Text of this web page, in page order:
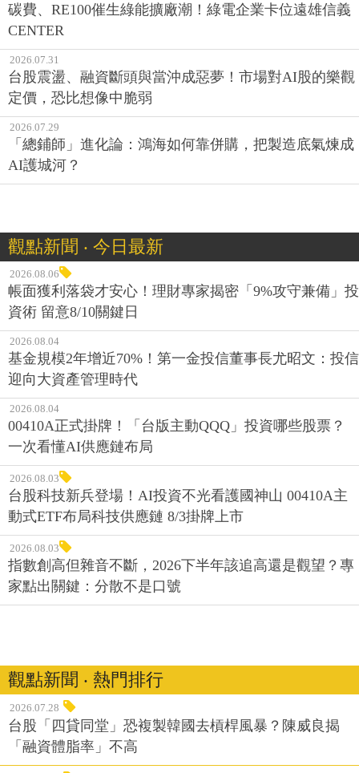
碳費、RE100催生綠能擴廠潮！綠電企業卡位遠雄信義
CENTER
2026.07.31
台股震盪、融資斷頭與當沖成惡夢！市場對AI股的樂觀
定價，恐比想像中脆弱
2026.07.29
「總鋪師」進化論：鴻海如何靠併購，把製造底氣煉成
AI護城河？
觀點新聞 ‧ 今日最新
2026.08.06
帳面獲利落袋才安心！理財專家揭密「9%攻守兼備」投
資術 留意8/10關鍵日
2026.08.04
基金規模2年增近70%！第一金投信董事長尤昭文：投信
迎向大資產管理時代
2026.08.04
00410A正式掛牌！「台版主動QQQ」投資哪些股票？
一次看懂AI供應鏈布局
2026.08.03
台股科技新兵登場！AI投資不光看護國神山 00410A主
動式ETF布局科技供應鏈 8/3掛牌上市
2026.08.03
指數創高但雜音不斷，2026下半年該追高還是觀望？專
家點出關鍵：分散不是口號
觀點新聞 ‧ 熱門排行
2026.07.28
台股「四貸同堂」恐複製韓國去槓桿風暴？陳威良揭
「融資體脂率」不高